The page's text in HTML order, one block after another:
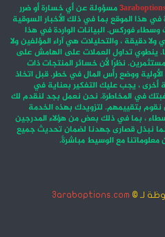
مسؤولة عن أي خسارة أو ضرر
في هذا الموقع بما في ذلك الأخبار السوقية
وسطاء فوركس. البيانات الواردة في هذا
دقيقة ، والتحليلات هي آراء المؤلفين ولا
ينطوي تداول العملات على الهامش على
نظرًا لأن خسائر المنتجات ذات
الأولية ووضع رأس المال في خطر. قبل اتخاذ
أخرى ، يجب عليك التفكير بعناية في
في المخاطرة. نحن نعمل بجد لنقدم لك
بتقييمهم. لتزويدك بهذه الخدمة
، بما في ذلك بعض من هؤلاء المدرجين
نبذل قصارى جهدنا لضمان تحديث جميع
مع الوسيط مباشرةً.
لـ © 3araboptions.com